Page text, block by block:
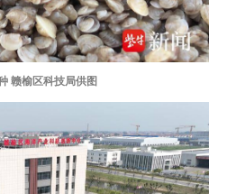
赣榆区科技局供图